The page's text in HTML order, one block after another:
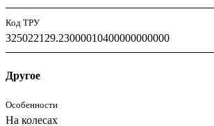
Код ТРУ
325022129.23000010400000000000
Другое
Особенности
На колесах